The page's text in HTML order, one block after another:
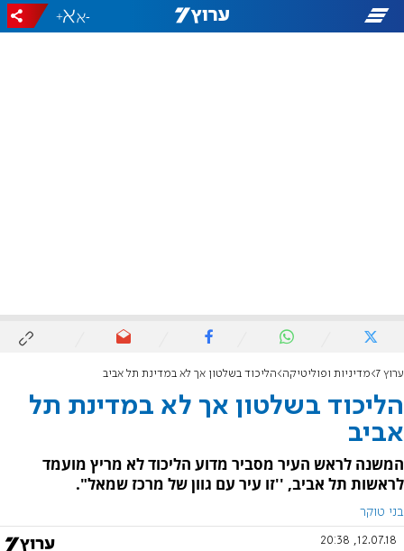
-
+
ערוץ 7 מדיניות ופוליטיקה הליכוד בשלטון אך לא במדינת תל אביב
הליכוד בשלטון אך לא במדינת תל
אביב
המשנה לראש העיר מסביר מדוע הליכוד לא מריץ מועמד
לראשות תל אביב, ''זו עיר עם גוון של מרכז שמאל".
בני טוקר
12.07.18, 20:38